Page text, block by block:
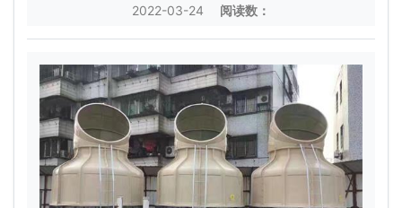
2022-03-24
阅读数：